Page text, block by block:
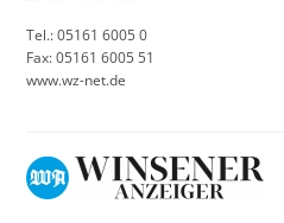
Tel.: 05161 6005 0
Fax: 05161 6005 51
www.wz-net.de